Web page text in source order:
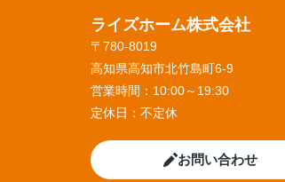
ライズホーム株式会社
〒780-8019
高知県高知市北竹島町6-9
営業時間： 10:00～19:30
定休日： 不定休
お問い合わせ